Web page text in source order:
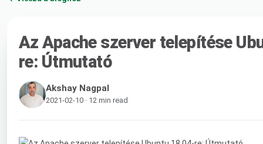
Az Apache szerver telepítése
re: Útmutató
Akshay Nagpal
2021-02-10 · 12 min read